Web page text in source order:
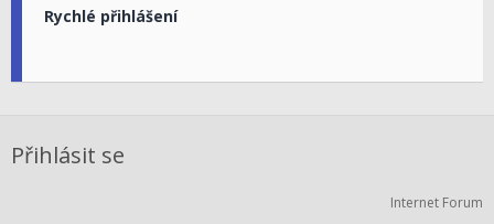
Rychlé přihlášení
Přihlásit se
Internet Forum